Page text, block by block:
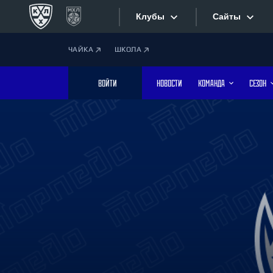
Клубы
Дивизион Боброва
Лада
Сайты
Текстовые
Фотобанк
ЧАЙКА ШКОЛА
ВОЙТИ НОВОСТИ КОМАНДА СЕЗОН